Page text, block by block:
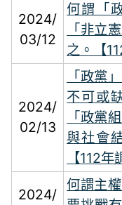
2024/
03/12
何謂「
「非立
之。【
2024/
02/13
「政黨
不可或
「政黨
與社會
【112
2024/
何謂主